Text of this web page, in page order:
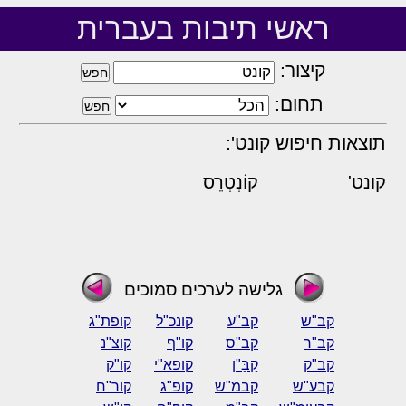
ראשי תיבות בעברית
קיצור:
תחום:
תוצאות חיפוש קונט':
קונט' קוֹנְטְרֵס
גלישה לערכים סמוכים
קב"ש קב"ע קונכ"ל
קופת"ג
קב"ר
קב"ס קו"ף
קוצ"נ
קב"ק
קַבָּ"ן קופא"י
קו"ק
קבע"ש
קבמ"ש קופ"ג
קור"ח